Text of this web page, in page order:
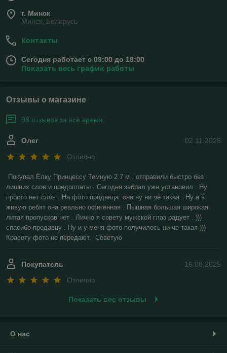
г. Минск
Минск, Беларусь
Контакты
Сегодня работает с 09:00 до 18:00
Показать весь график работы
Отзывы о магазине
98 отзывов за всё время
02.11.2025
Олег
Отлично
Покупал Ёлку Принцессу Темную 2.7 м . отправили быстро без
лишних слов и предоплаты . Сегодня забрал уже установил . Ну
просто нет слов . На фото продавца  она ну ни че такая . Ну а в
живую ребят она реально офигенная . Пышная большая широкая
литая пропусков нет . Лично я совету мужской глаз радует . )))
спасибо продавцу . Ну и у меня фото получилось ни че такая )))
Красоту фото не передают.  Советую
16.08.2025
Покупатель
Отлично
Показать все отзывы
О нас